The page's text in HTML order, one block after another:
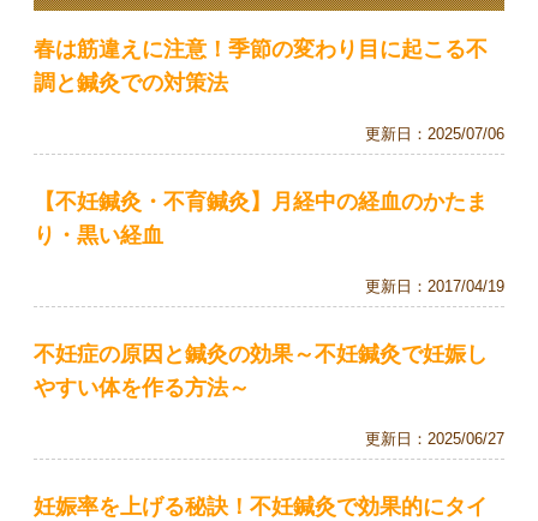
春は筋違えに注意！季節の変わり目に起こる不
調と鍼灸での対策法
更新日： 2025/07/06
【不妊鍼灸・不育鍼灸】月経中の経血のかたま
り・黒い経血
更新日： 2017/04/19
不妊症の原因と鍼灸の効果～不妊鍼灸で妊娠し
やすい体を作る方法～
更新日： 2025/06/27
妊娠率を上げる秘訣！不妊鍼灸で効果的にタイ